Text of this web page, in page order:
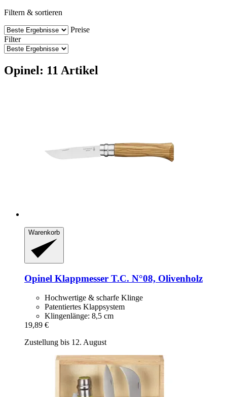
Filtern & sortieren
Preise
Filter
Opinel: 11 Artikel
Warenkorb
Opinel Klappmesser T.C. N°08, Olivenholz
Hochwertige & scharfe Klinge
Patentiertes Klappsystem
Klingenlänge: 8,5 cm
19,89 €
Zustellung bis 12. August